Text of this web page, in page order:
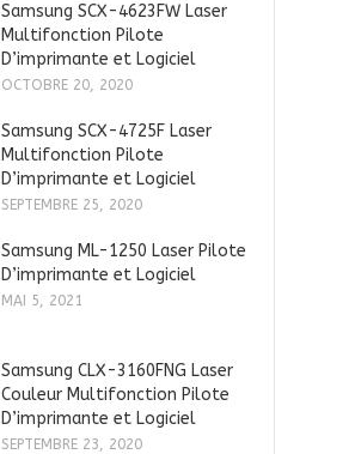
Samsung SCX-4623FW Laser
Multifonction Pilote
D’imprimante et Logiciel
OCTOBRE 20, 2020
Samsung SCX-4725F Laser
Multifonction Pilote
D’imprimante et Logiciel
SEPTEMBRE 25, 2020
Samsung ML-1250 Laser Pilote
D’imprimante et Logiciel
MAI 5, 2021
Samsung CLX-3160FNG Laser
Couleur Multifonction Pilote
D’imprimante et Logiciel
SEPTEMBRE 23, 2020